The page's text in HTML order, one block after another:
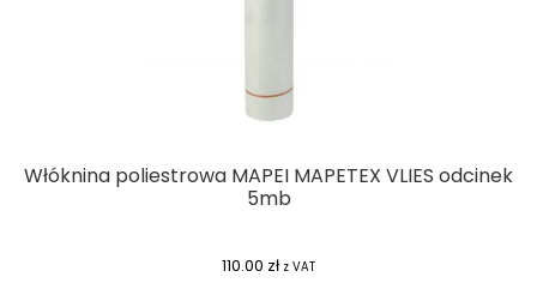
Włóknina poliestrowa MAPEI MAPETEX VLIES odcinek
5mb
110.00 zł z VAT